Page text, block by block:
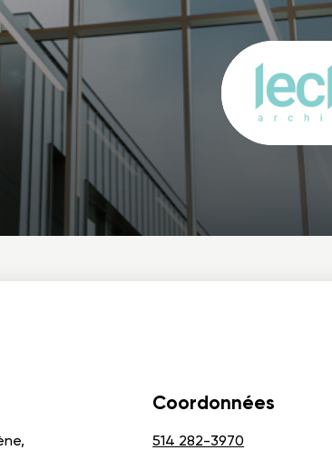
Coordonnées
514 282-3970